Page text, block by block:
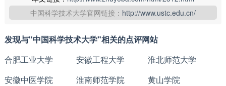
中国科学技术大学官网链接： http://www.ustc.edu.cn/
发现与"中国科学技术大学"相关的点评网站
合肥工业大学
安徽工程大学
淮北师范大学
安徽中医学院
淮南师范学院
黄山学院